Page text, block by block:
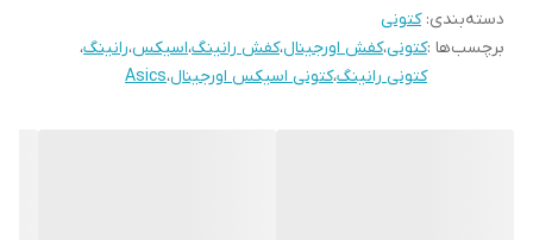
دسته‌بندی:کتونی
برچسب‌ها :کتونی،کفش اورجینال،کفش رانینگ،اسیکس،رانینگ،
کتونی رانینگ،کتونی اسیکس اورجینال،Asics